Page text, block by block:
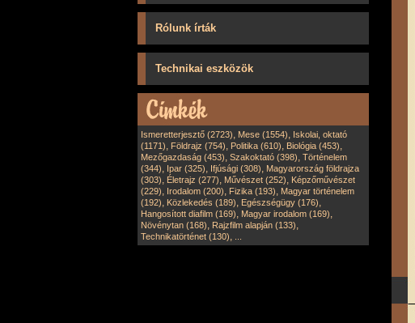
Rólunk írták
Technikai eszközök
Ismeretterjesztő (2723), Mese (1554), Iskolai, oktató
(1171), Földrajz (754), Politika (610), Biológia (453),
Mezőgazdaság (453), Szakoktató (398), Történelem
(344), Ipar (325), Ifjúsági (308), Magyarország földrajza
(303), Életrajz (277), Művészet (252), Képzőművészet
(229), Irodalom (200), Fizika (193), Magyar történelem
(192), Közlekedés (189), Egészségügy (176),
Hangosított diafilm (169), Magyar irodalom (169),
Növénytan (168), Rajzfilm alapján (133),
Technikatörténet (130),